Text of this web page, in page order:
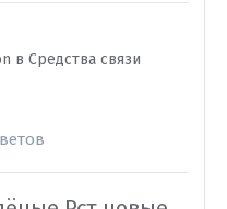
в Средства связи